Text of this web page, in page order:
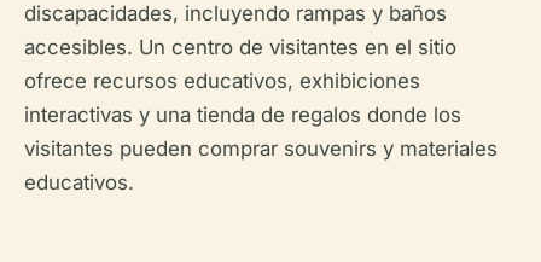
discapacidades, incluyendo rampas y baños
accesibles. Un centro de visitantes en el sitio
ofrece recursos educativos, exhibiciones
interactivas y una tienda de regalos donde los
visitantes pueden comprar souvenirs y materiales
educativos.